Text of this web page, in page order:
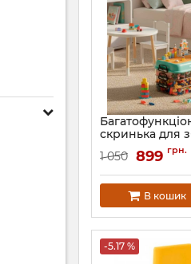
скринька для
іграшок
Артикул:PP-007-G-3
1 050 899 грн.
В кошик
-5.17 %